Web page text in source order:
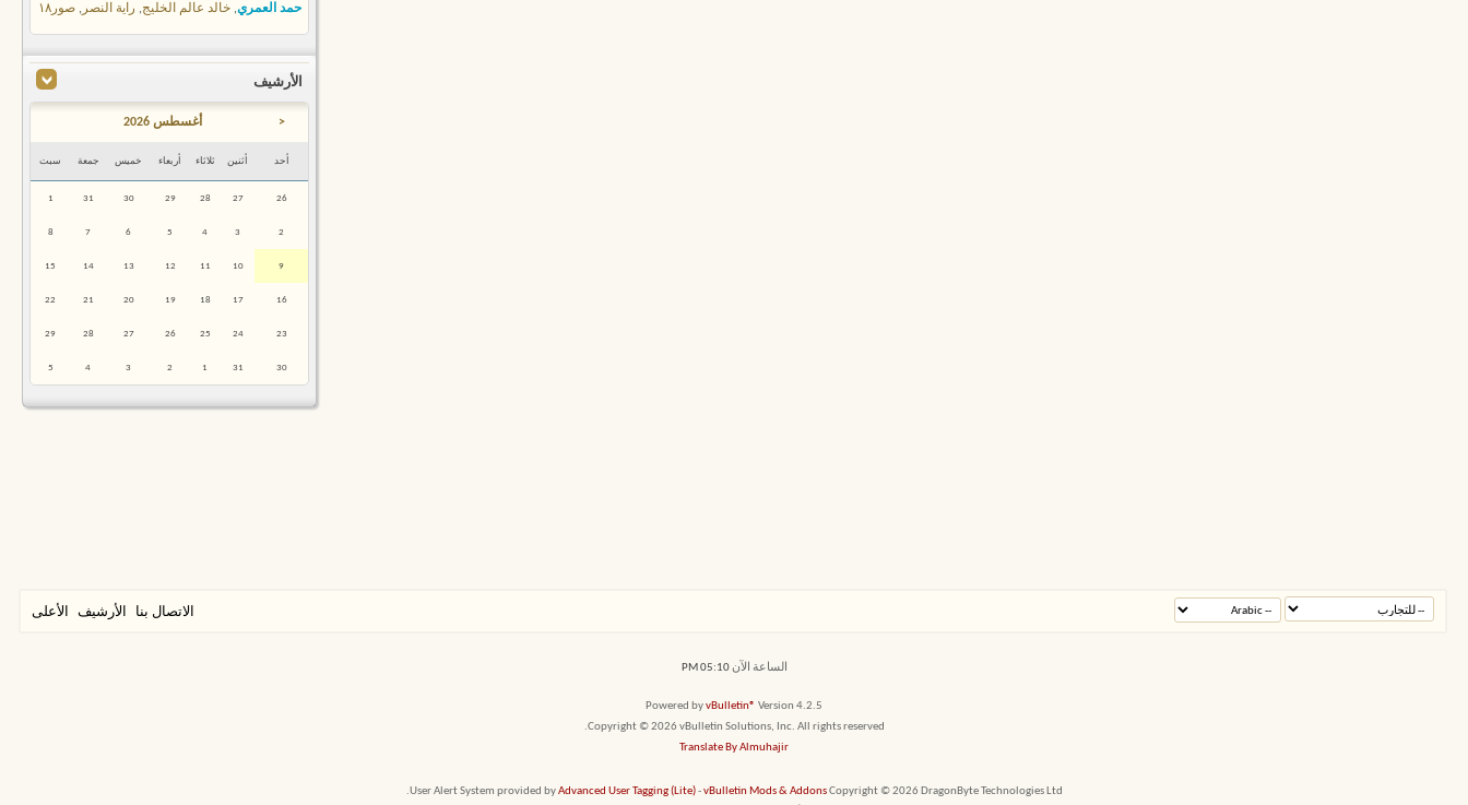
حمد العمري, خالد عالم الخليج, راية النصر , صور١٨
الأرشيف
< أغسطس 2026
أحد أثنين ثلاثاء أربعاء خميس جمعة سبت
26
27
28
29
30
31
1
2
3
4
5
6
7
8
9
10
11
12
13
14
15
16
17
18
19
20
21
22
23
24
25
26
27
28
29
30
31
1
2
3
4
5
الاتصال بنا الأرشيف الأعلى
الساعة الآن05:10 PM
Powered byvBulletin® Version 4.2.5
Copyright © 2026 vBulletin Solutions, Inc. All rights reserved.
Translate By Almuhajir
User Alert System provided byAdvanced User Tagging (Lite)-vBulletin Mods & AddonsCopyright © 2026 DragonByte Technologies Ltd.